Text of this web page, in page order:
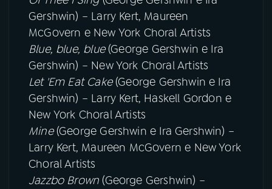
Gershwin) – Larry Kert, Maureen
McGovern e New York Choral Artists
Blue, blue, blue(George Gershwin e Ira
Gershwin) – New York Choral Artists
Let 'Em Eat Cake(George Gershwin e Ira
Gershwin) – Larry Kert, Haskell Gordon e
New York Choral Artists
Mine(George Gershwin e Ira Gershwin) –
Larry Kert, Maureen McGovern e New York
Choral Artists
Jazzbo Brown (George Gershwin) –